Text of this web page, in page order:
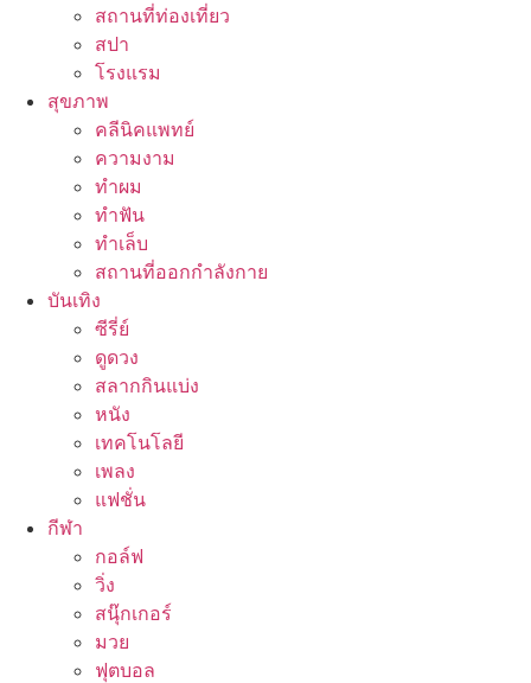
สถานที่ท่องเที่ยว
สปา
โรงแรม
สุขภาพ
คลีนิคแพทย์
ความงาม
ทำผม
ทำฟัน
ทำเล็บ
สถานที่ออกกำลังกาย
บันเทิง
ซีรี่ย์
ดูดวง
สลากกินแบ่ง
หนัง
เทคโนโลยี
เพลง
แฟชั่น
กีฬา
กอล์ฟ
วิ่ง
สนุ๊กเกอร์
มวย
ฟุตบอล